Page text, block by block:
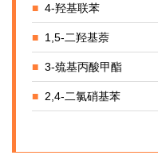
■4-羟基联苯
■ 1,5-二羟基萘
■3-巯基丙酸甲酯
■ 2,4-二氯硝基苯